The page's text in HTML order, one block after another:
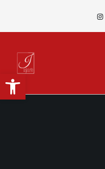
Abrir barra